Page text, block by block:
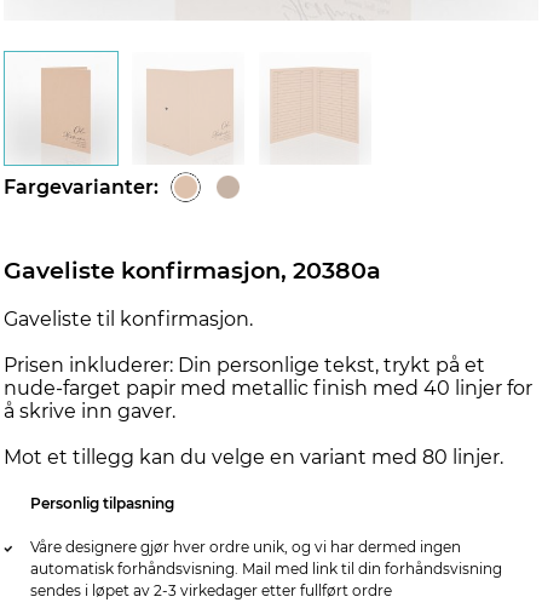
Fargevarianter:
Gaveliste konfirmasjon, 20380a
Gaveliste til konfirmasjon.
Prisen inkluderer: Din personlige tekst, trykt på et
nude-farget papir med metallic finish med 40 linjer for
å skrive inn gaver.
Mot et tillegg kan du velge en variant med 80 linjer.
Personlig tilpasning
Våre designere gjør hver ordre unik, og vi har dermed ingen
automatisk forhåndsvisning. Mail med link til din forhåndsvisning
sendes i løpet av 2-3 virkedager etter fullført ordre